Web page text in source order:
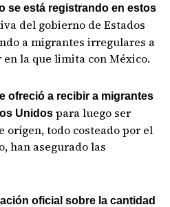
se está registrando en estos
del gobierno de Estados
a migrantes irregulares a
la que limita con México.
ofreció a recibir a migrantes
Unidos para luego ser
orígen, todo costeado por el
han asegurado las
oficial sobre la cantidad